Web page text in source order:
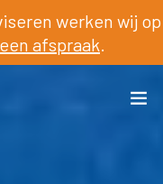
werken wij op
afspraak.